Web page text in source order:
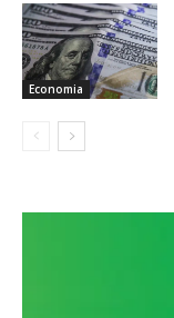
Economia